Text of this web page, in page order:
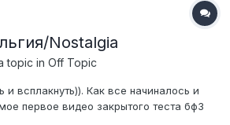
Nostalgia
topic in Off Topic
всплакнуть)). Как все начиналось и
первое видео закрытого теста бф3